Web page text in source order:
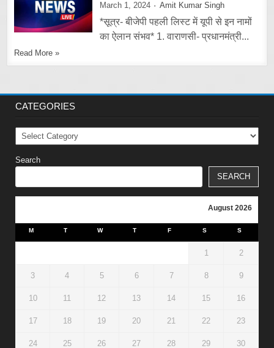
March 1, 2024
Amit Kumar Singh
*सूत्र- बीजेपी पहली लिस्ट में यूपी से इन नामों
का ऐलान संभव* 1. वाराणसी- प्रधानमंत्री...
Read More »
CATEGORIES
Categories
Search
SEARCH
August 2026
M T W T F S S
1 2
3 4 5 6 7 8 9
10 11 12 13 14 15 16
17 18 19 20 21 22 23
24 25 26 27 28 29 30